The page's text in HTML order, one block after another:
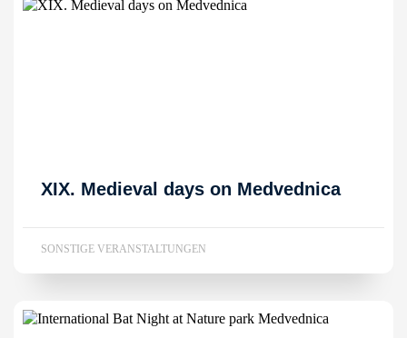
XIX. Medieval days on Medvednica
SONSTIGE VERANSTALTUNGEN